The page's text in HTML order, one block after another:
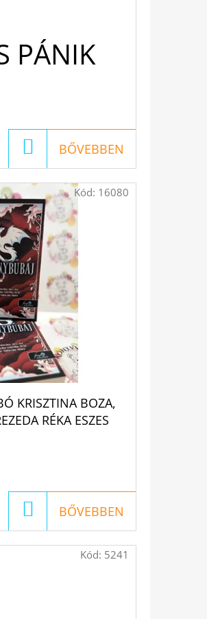
PÁNIK
KOSÁRBA
BŐVEBBEN
KRISZTINA BOZA,
RÉKA ESZES
KOSÁRBA
BŐVEBBEN
Kód: 16080
Kód: 5241